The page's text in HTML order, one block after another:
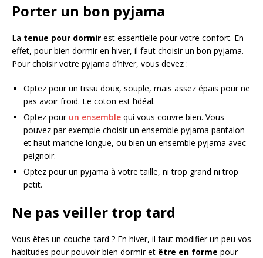
Porter un bon pyjama
La tenue pour dormir est essentielle pour votre confort. En
effet, pour bien dormir en hiver, il faut choisir un bon pyjama.
Pour choisir votre pyjama d’hiver, vous devez :
Optez pour un tissu doux, souple, mais assez épais pour ne
pas avoir froid. Le coton est l’idéal.
Optez pour un ensemble qui vous couvre bien. Vous
pouvez par exemple choisir un ensemble pyjama pantalon
et haut manche longue, ou bien un ensemble pyjama avec
peignoir.
Optez pour un pyjama à votre taille, ni trop grand ni trop
petit.
Ne pas veiller trop tard
Vous êtes un couche-tard ? En hiver, il faut modifier un peu vos
habitudes pour pouvoir bien dormir et être en forme pour